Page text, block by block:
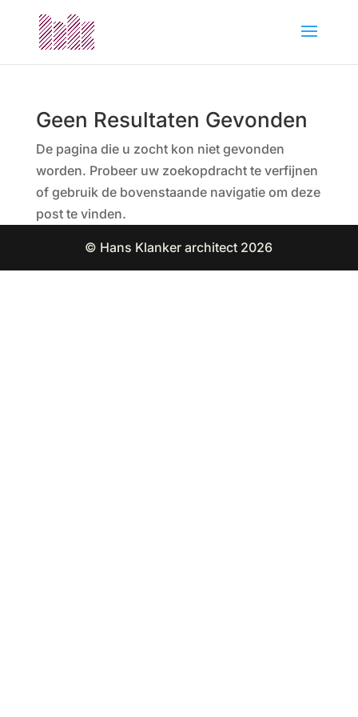
Geen Resultaten Gevonden
De pagina die u zocht kon niet gevonden
worden. Probeer uw zoekopdracht te verfijnen
of gebruik de bovenstaande navigatie om deze
post te vinden.
© Hans Klanker architect 2026